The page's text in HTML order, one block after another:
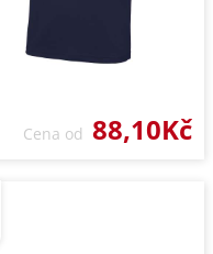
Cena od 88,10Kč